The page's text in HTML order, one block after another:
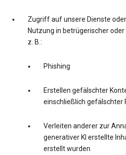
Zugriff auf unsere Dienste
Nutzung in betrügerischer
z. B.:
Phishing
Erstellen gefälschter
einschließlich gefälschter
Verleiten anderer zur
generativer KI erstellte
erstellt wurden